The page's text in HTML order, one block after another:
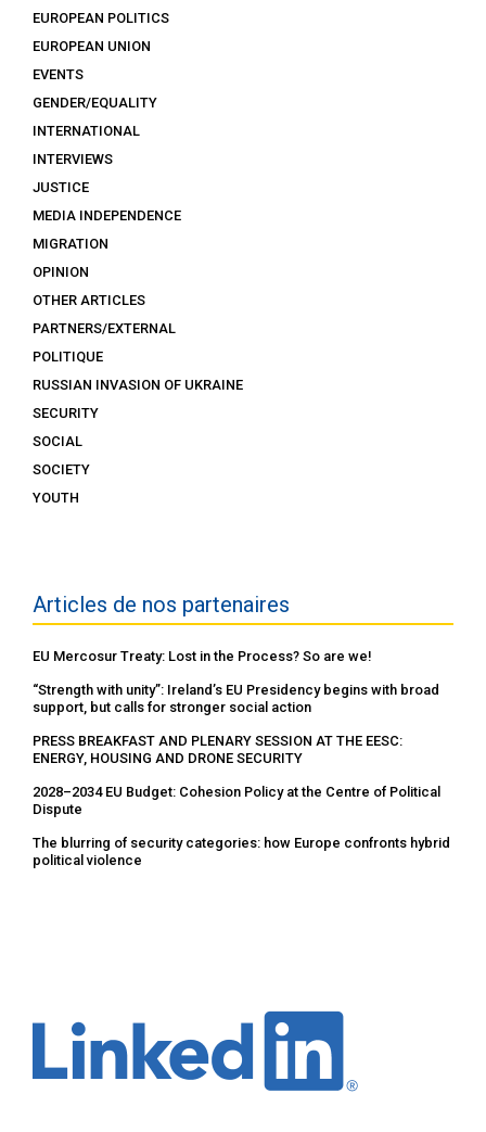
EUROPEAN POLITICS
EUROPEAN UNION
EVENTS
GENDER/EQUALITY
INTERNATIONAL
INTERVIEWS
JUSTICE
MEDIA INDEPENDENCE
MIGRATION
OPINION
OTHER ARTICLES
PARTNERS/EXTERNAL
POLITIQUE
RUSSIAN INVASION OF UKRAINE
SECURITY
SOCIAL
SOCIETY
YOUTH
Articles de nos partenaires
EU Mercosur Treaty: Lost in the Process? So are we!
“Strength with unity”: Ireland’s EU Presidency begins with broad
support, but calls for stronger social action
PRESS BREAKFAST AND PLENARY SESSION AT THE EESC:
ENERGY, HOUSING AND DRONE SECURITY
2028–2034 EU Budget: Cohesion Policy at the Centre of Political
Dispute
The blurring of security categories: how Europe confronts hybrid
political violence